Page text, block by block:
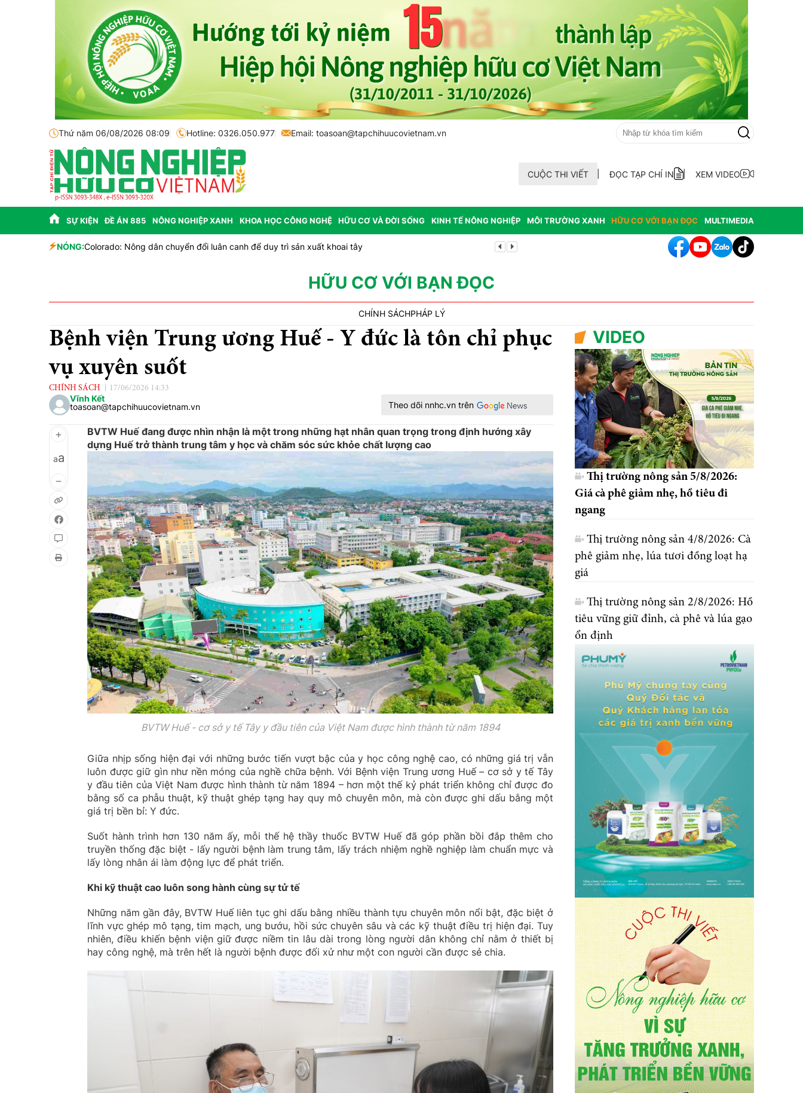
Thứ năm 06/08/2026 08:09 Hotline: 0326.050.977 Email: toasoan@tapchihuucovietnam.vn
CUỘC THI VIẾT ĐỌC TẠP CHÍ IN XEM VIDEO
SỰ KIỆN ĐỀ ÁN 885 NÔNG NGHIỆP XANH KHOA HỌC CÔNG NGHỆ HỮU CƠ VÀ ĐỜI SỐNG KINH TẾ NÔNG NGHIỆP MÔI TRƯỜNG XANH HỮU CƠ VỚI BẠN ĐỌC MULTIMEDIA
NÓNG:Colorado: Nông dân chuyển đổi luân canh để duy trì sản xuất khoai tây Tp. Huế: Xã Quảng Điền ra mắt Tổ hợp tác nuôi trồng thủy sản thôn An Xuân
HỮU CƠ VỚI BẠN ĐỌC
CHÍNH SÁCHPHÁP LÝ
Bệnh viện Trung ương Huế - Y đức là tôn chỉ phục
vụ xuyên suốt
CHÍNH SÁCH 17/06/2026 14:33
Vĩnh Kết
toasoan@tapchihuucovietnam.vn
Theo dõi nnhc.vn trên
aa
BVTW Huế đang được nhìn nhận là một trong những hạt nhân quan trọng trong định hướng xây
dựng Huế trở thành trung tâm y học và chăm sóc sức khỏe chất lượng cao
BVTW Huế - cơ sở y tế Tây y đầu tiên của Việt Nam được hình thành từ năm 1894
Giữa nhịp sống hiện đại với những bước tiến vượt bậc của y học công nghệ cao, có những giá trị vẫn
luôn được giữ gìn như nền móng của nghề chữa bệnh. Với Bệnh viện Trung ương Huế – cơ sở y tế Tây
y đầu tiên của Việt Nam được hình thành từ năm 1894 – hơn một thế kỷ phát triển không chỉ được đo
bằng số ca phẫu thuật, kỹ thuật ghép tạng hay quy mô chuyên môn, mà còn được ghi dấu bằng một
giá trị bền bỉ: Y đức.
Suốt hành trình hơn 130 năm ấy, mỗi thế hệ thầy thuốc BVTW Huế đã góp phần bồi đắp thêm cho
truyền thống đặc biệt - lấy người bệnh làm trung tâm, lấy trách nhiệm nghề nghiệp làm chuẩn mực và
lấy lòng nhân ái làm động lực để phát triển.
Khi kỹ thuật cao luôn song hành cùng sự tử tế
Những năm gần đây, BVTW Huế liên tục ghi dấu bằng nhiều thành tựu chuyên môn nổi bật, đặc biệt ở
lĩnh vực ghép mô tạng, tim mạch, ung bướu, hồi sức chuyên sâu và các kỹ thuật điều trị hiện đại. Tuy
nhiên, điều khiến bệnh viện giữ được niềm tin lâu dài trong lòng người dân không chỉ nằm ở thiết bị
hay công nghệ, mà trên hết là người bệnh được đối xử như một con người cần được sẻ chia.
VIDEO
Thị trường nông sản 5/8/2026:
Giá cà phê giảm nhẹ, hồ tiêu đi
ngang
Thị trường nông sản 4/8/2026: Cà
phê giảm nhẹ, lúa tươi đồng loạt hạ
giá
Thị trường nông sản 2/8/2026: Hồ
tiêu vững giữ đỉnh, cà phê và lúa gạo
ổn định